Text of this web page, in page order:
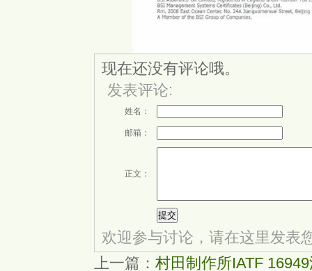
现在还没有评论哦。
发表评论:
姓名：
邮箱：
正文：
欢迎参与讨论，请在这里发表
上一篇： 村田制作所IATF